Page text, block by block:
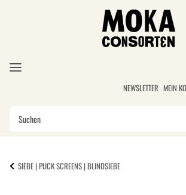
NEWSLETTER MEIN
SIEBE | PUCK SCREENS | BLINDSIEBE